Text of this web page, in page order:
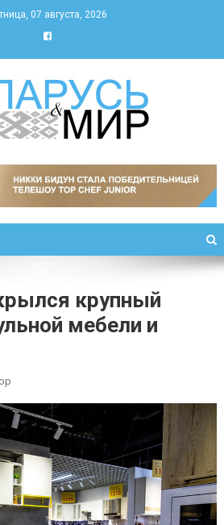
07 августа, 2026
мир
крупный
мебели и